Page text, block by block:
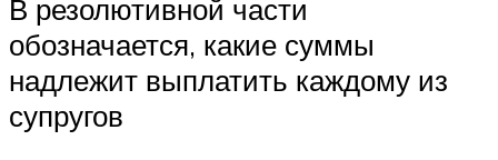
В резолютивной части
обозначается, какие суммы
надлежит выплатить каждому из
супругов